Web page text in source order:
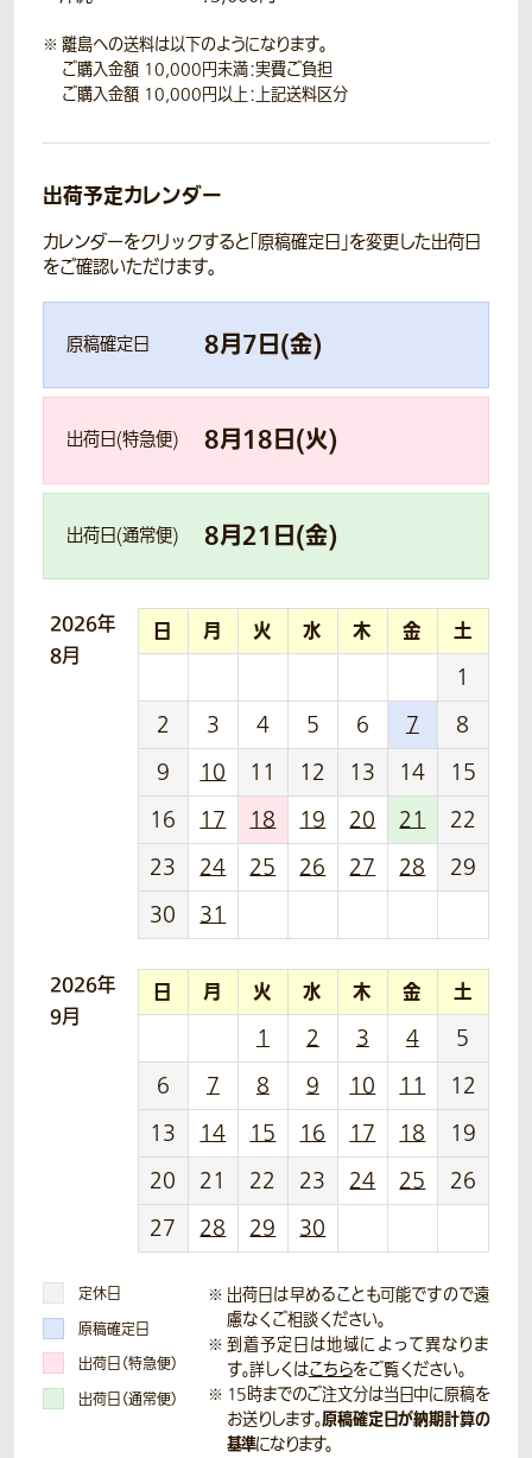
離島への送料は以下のようになります。
ご購入金額 10,000円未満：実費ご負担
ご購入金額 10,000円以上：上記送料区分
出荷予定カレンダー
カレンダーをクリックすると「原稿確定日」を変更した出荷日
をご確認いただけます。
原稿確定日 8月7日(金)
出荷日(特急便) 8月18日(火)
出荷日(通常便) 8月21 日(金)
2026年
8月
日 月 火 水 木 金 土
1
2
3 4 5 6 7
8
9
10 11 12 13 14
15
16
17 18 19 20 21
22
23
24 25 26 27 28
29
30
31
2026年
9月
日 月 火 水 木 金 土
1 2 3 4
5
6
7 8 9 10 11
12
13
14 15 16 17 18
19
20
21 22 23 24 25
26
27
28 29 30
定休日
原稿確定日
出荷日（特急便）
出荷日（通常便）
出荷日は早めることも可能ですので遠
慮なくご相談ください。
到着予定日は地域によって異なりま
す。詳しくはこちらをご覧ください。
15時までのご注文分は当日中に原稿を
お送りします。原稿確定日が納期計算の
基準になります。